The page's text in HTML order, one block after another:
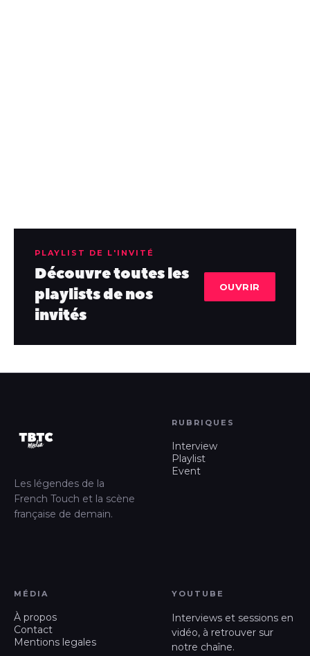
PLAYLIST DE L'INVITÉ
Découvre toutes les
playlists de nos
invités
OUVRIR
Les légendes de la
French Touch et la scène
française de demain.
RUBRIQUES
Interview
Playlist
Event
MÉDIA
À propos
Contact
Mentions legales
YOUTUBE
Interviews et sessions en
vidéo, à retrouver sur
notre chaîne.